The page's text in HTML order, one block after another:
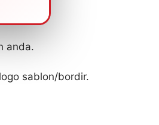
anda.
sablon/bordir.